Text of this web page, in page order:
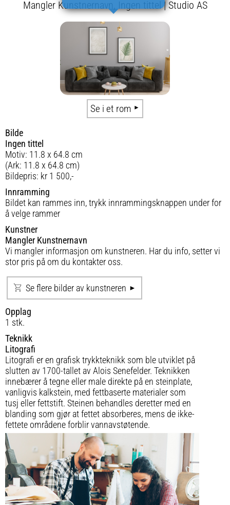
Mangler Kunstnernavn, Ingen tittel | Studio AS
Se i et rom
Bilde
Ingen tittel
Motiv: 11.8 x 64.8 cm
(Ark: 11.8 x 64.8 cm)
Bildepris: kr 1 500,-
Innramming
Bildet kan rammes inn, trykk innrammingsknappen under for
å velge rammer
Kunstner
Mangler Kunstnernavn
Vi mangler informasjon om kunstneren. Har du info, setter vi
stor pris på om du kontakter oss.
Se flere bilder av kunstneren
Opplag
1 stk.
Teknikk
Litografi
Litografi er en grafisk trykkteknikk som ble utviklet på
slutten av 1700-tallet av Alois Senefelder. Teknikken
innebærer å tegne eller male direkte på en steinplate,
vanligvis kalkstein, med fettbaserte materialer som
tusj eller fettstift. Steinen behandles deretter med en
blanding som gjør at fettet absorberes, mens de ikke-
fettete områdene forblir vannavstøtende.